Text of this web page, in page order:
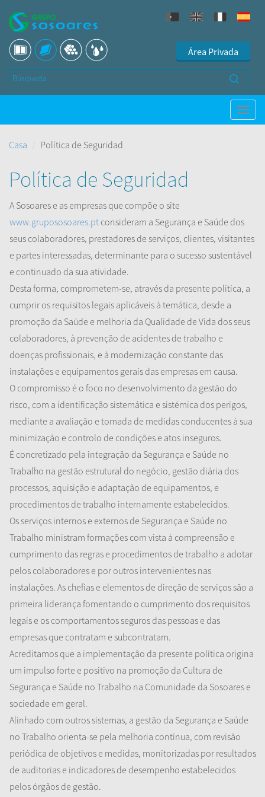
Área Privada
Casa Política de Seguridad
Política de Seguridad
A Sosoares e as empresas que compõe o site
www.grupososoares.pt consideram a Segurança e Saúde dos
seus colaboradores, prestadores de serviços, clientes, visitantes
e partes interessadas, determinante para o sucesso sustentável
e continuado da sua atividade.
Desta forma, comprometem-se, através da presente política, a
cumprir os requisitos legais aplicáveis à temática, desde a
promoção da Saúde e melhoria da Qualidade de Vida dos seus
colaboradores, à prevenção de acidentes de trabalho e
doenças profissionais, e à modernização constante das
instalações e equipamentos gerais das empresas em causa.
O compromisso é o foco no desenvolvimento da gestão do
risco, com a identificação sistemática e sistémica dos perigos,
mediante a avaliação e tomada de medidas conducentes à sua
minimização e controlo de condições e atos inseguros.
É concretizado pela integração da Segurança e Saúde no
Trabalho na gestão estrutural do negócio, gestão diária dos
processos, aquisição e adaptação de equipamentos, e
procedimentos de trabalho internamente estabelecidos.
Os serviços internos e externos de Segurança e Saúde no
Trabalho ministram formações com vista à compreensão e
cumprimento das regras e procedimentos de trabalho a adotar
pelos colaboradores e por outros intervenientes nas
instalações. As chefias e elementos de direção de serviços são a
primeira liderança fomentando o cumprimento dos requisitos
legais e os comportamentos seguros das pessoas e das
empresas que contratam e subcontratam.
Acreditamos que a implementação da presente política origina
um impulso forte e positivo na promoção da Cultura de
Segurança e Saúde no Trabalho na Comunidade da Sosoares e
sociedade em geral.
Alinhado com outros sistemas, a gestão da Segurança e Saúde
no Trabalho orienta-se pela melhoria contínua, com revisão
periódica de objetivos e medidas, monitorizadas por resultados
de auditorias e indicadores de desempenho estabelecidos
pelos órgãos de gestão.